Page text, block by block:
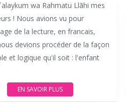
wa Rahmatu Llãhi mes
! Nous avions vu pour
de la lecture, en francais,
devions procéder de la façon
et logique qu'il soit : l'enfant
EN SAVOIR PLUS